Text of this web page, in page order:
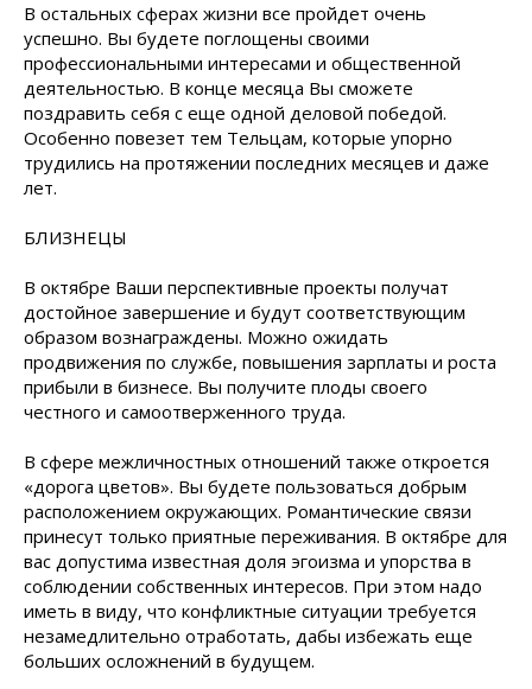
В остальных сферах жизни все пройдет очень
успешно. Вы будете поглощены своими
профессиональными интересами и общественной
деятельностью. В конце месяца Вы сможете
поздравить себя с еще одной деловой победой.
Особенно повезет тем Тельцам, которые упорно
трудились на протяжении последних месяцев и даже
лет.
БЛИЗНЕЦЫ
В октябре Ваши перспективные проекты получат
достойное завершение и будут соответствующим
образом вознаграждены. Можно ожидать
продвижения по службе, повышения зарплаты и роста
прибыли в бизнесе. Вы получите плоды своего
честного и самоотверженного труда.
В сфере межличностных отношений также откроется
«дорога цветов». Вы будете пользоваться добрым
расположением окружающих. Романтические связи
принесут только приятные переживания. В октябре для
вас допустима известная доля эгоизма и упорства в
соблюдении собственных интересов. При этом надо
иметь в виду, что конфликтные ситуации требуется
незамедлительно отработать, дабы избежать еще
больших осложнений в будущем.